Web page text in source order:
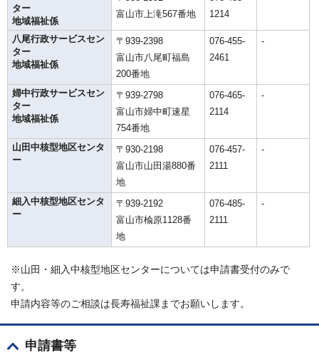
ター
地域福祉係
富山市上滝567番地
1214
八尾行政サービスセン
ター
地域福祉係
〒939-2398
富山市八尾町福島
200番地
076-455-
2461
-
婦中行政サービスセン
ター
地域福祉係
〒939-2798
富山市婦中町速星
754番地
076-465-
2114
-
山田中核型地区センタ
ー
〒930-2198
富山市山田湯880番
地
076-457-
2111
-
細入中核型地区センタ
ー
〒939-2192
富山市楡原1128番
地
076-485-
2111
-
※山田・細入中核型地区センターについては申請書受付のみで
す。
申請内容等のご相談は長寿福祉課までお願いします。
申請書等